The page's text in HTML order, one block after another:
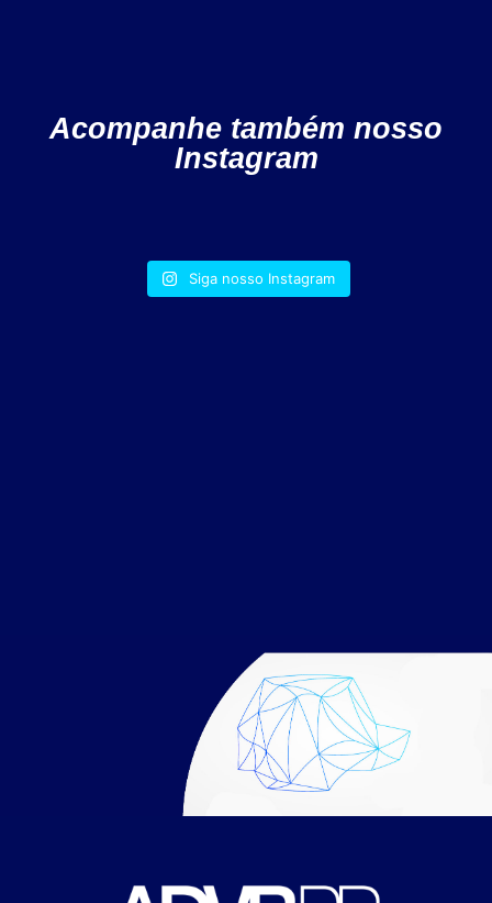
Acompanhe também nosso
Instagram
Siga nosso Instagram